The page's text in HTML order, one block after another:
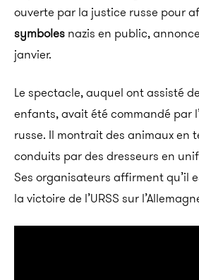
ouverte par la justice russe pour
symboles nazis en public,
janvier.
Le spectacle, auquel ont assisté
enfants, avait été commandé par
russe. Il montrait des animaux en
conduits par des dresseurs en
Ses organisateurs affirment qu’il
la victoire de l’URSS sur